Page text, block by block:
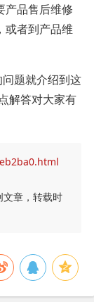
产品售后维修
或者到产品维
题就介绍到这
解答对大家有
文章，转载时